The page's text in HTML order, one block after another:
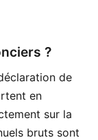
?
de
en
sur la
bruts sont